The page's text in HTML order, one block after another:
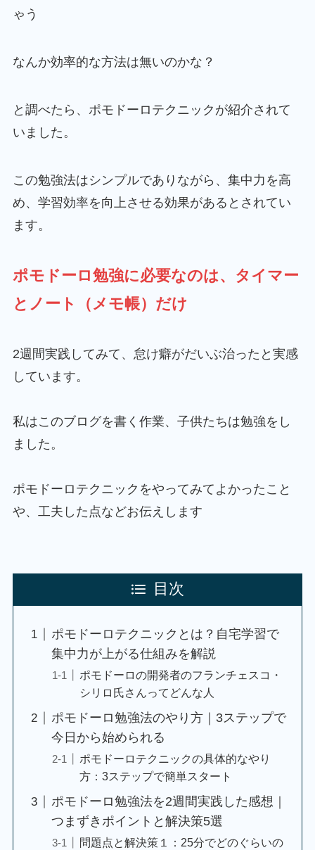
ゃう
なんか効率的な方法は無いのかな？
と調べたら、ポモドーロテクニックが紹介されて
いました。
この勉強法はシンプルでありながら、集中力を高
め、学習効率を向上させる効果があるとされてい
ます。
ポモドーロ勉強に必要なのは、タイマー
とノート（メモ帳）だけ
2週間実践してみて、怠け癖がだいぶ治ったと実感
しています。
私はこのブログを書く作業、子供たちは勉強をし
ました。
ポモドーロテクニックをやってみてよかったこと
や、工夫した点などお伝えします
目次
ポモドーロテクニックとは？自宅学習で
集中力が上がる仕組みを解説
ポモドーロの開発者のフランチェスコ・
シリロ氏さんってどんな人
ポモドーロ勉強法のやり方｜3ステップで
今日から始められる
ポモドーロテクニックの具体的なやり
方：3ステップで簡単スタート
ポモドーロ勉強法を2週間実践した感想｜
つまずきポイントと解決策5選
問題点と解決策１：25分でどのぐらいの